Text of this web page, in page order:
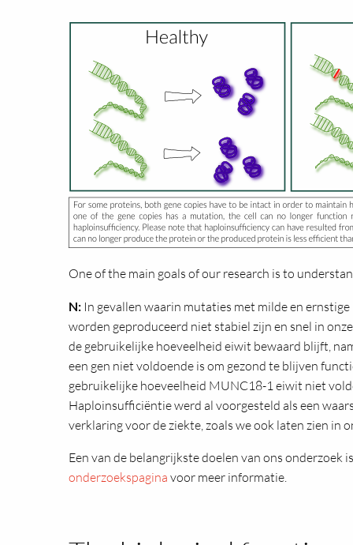
One of the main goals of our research is to
N: In gevallen waarin mutaties met milde en
worden geproduceerd niet stabiel zijn en snel in
de gebruikelijke hoeveelheid eiwit bewaard blijft,
een gen niet voldoende is om gezond te blijven
gebruikelijke hoeveelheid MUNC18-1 eiwit niet
Haploinsufficiëntie werd al voorgesteld als een
verklaring voor de ziekte, zoals we ook laten zien in
Een van de belangrijkste doelen van ons onderzoek
onderzoekspagina voor meer informatie.